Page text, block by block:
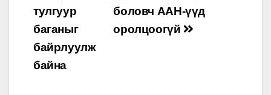
боловч ААН-үүд
оролцоогүй
тулгуур
баганыг
байрлуулж
байна